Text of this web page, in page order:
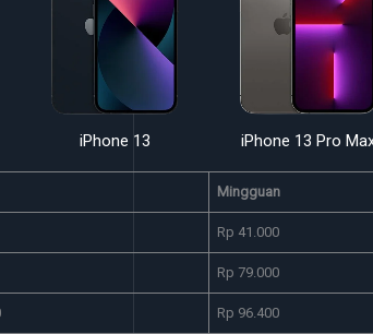
iPhone 13 iPhone 13 Pro
Mingguan
Rp 41.000
Rp 79.000
Rp 96.400